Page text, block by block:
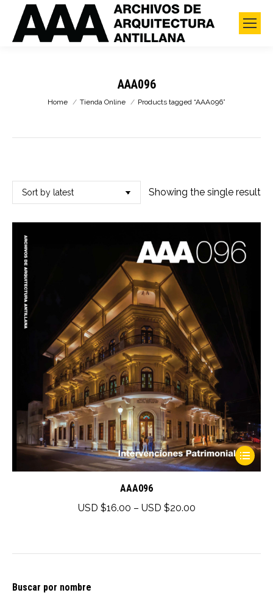
AAA096
You are here:
Home Tienda Online Products tagged “AAA096”
Showing the single result
This
product
options
AAA096
USD $16.00 – USD $20.00Price
Buscar por nombre